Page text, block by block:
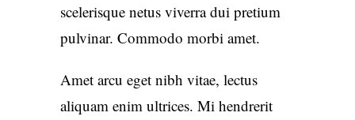
scelerisque netus viverra dui pretium
pulvinar. Commodo morbi amet.
Amet arcu eget nibh vitae, lectus
aliquam enim ultrices. Mi hendrerit